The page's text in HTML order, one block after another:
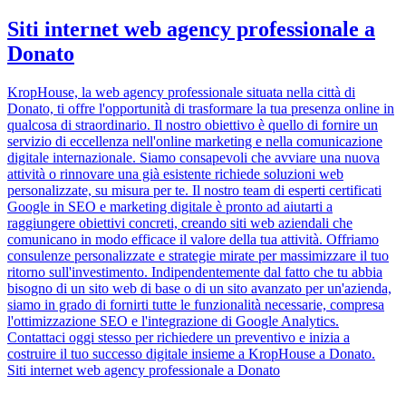
Siti internet web agency professionale a
Donato
KropHouse, la web agency professionale situata nella città di
Donato, ti offre l'opportunità di trasformare la tua presenza online in
qualcosa di straordinario. Il nostro obiettivo è quello di fornire un
servizio di eccellenza nell'online marketing e nella comunicazione
digitale internazionale. Siamo consapevoli che avviare una nuova
attività o rinnovare una già esistente richiede soluzioni web
personalizzate, su misura per te. Il nostro team di esperti certificati
Google in SEO e marketing digitale è pronto ad aiutarti a
raggiungere obiettivi concreti, creando siti web aziendali che
comunicano in modo efficace il valore della tua attività. Offriamo
consulenze personalizzate e strategie mirate per massimizzare il tuo
ritorno sull'investimento. Indipendentemente dal fatto che tu abbia
bisogno di un sito web di base o di un sito avanzato per un'azienda,
siamo in grado di fornirti tutte le funzionalità necessarie, compresa
l'ottimizzazione SEO e l'integrazione di Google Analytics.
Contattaci oggi stesso per richiedere un preventivo e inizia a
costruire il tuo successo digitale insieme a KropHouse a Donato.
Siti internet web agency professionale a Donato